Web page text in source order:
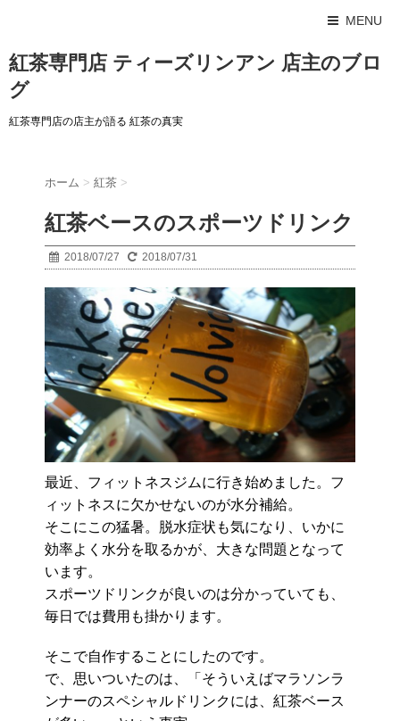
MENU
紅茶専門店 ティーズリンアン 店主のブロ
グ
紅茶専門店の店主が語る 紅茶の真実
ホーム > 紅茶 >
紅茶ベースのスポーツドリンク
2018/07/27 2018/07/31
最近、フィットネスジムに行き始めました。フ
ィットネスに欠かせないのが水分補給。
そこにこの猛暑。脱水症状も気になり、いかに
効率よく水分を取るかが、大きな問題となって
います。
スポーツドリンクが良いのは分かっていても、
毎日では費用も掛かります。
そこで自作することにしたのです。
で、思いついたのは、「そういえばマラソンラ
ンナーのスペシャルドリンクには、紅茶ベース